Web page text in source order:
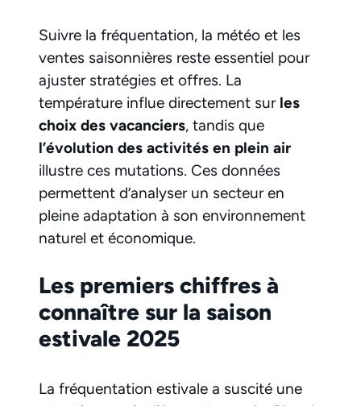
Suivre la fréquentation, la météo et les
ventes saisonnières reste essentiel pour
ajuster stratégies et offres. La
température influe directement sur les
choix des vacanciers, tandis que
l’évolution des activités en plein air
illustre ces mutations. Ces données
permettent d’analyser un secteur en
pleine adaptation à son environnement
naturel et économique.
Les premiers chiffres à
connaître sur la saison
estivale 2025
La fréquentation estivale a suscité une